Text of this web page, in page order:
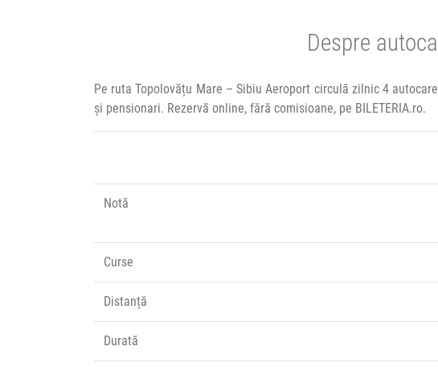
Despre
Pe ruta Topolovățu Mare – Sibiu Aeroport circulă zilnic 4
și pensionari. Rezervă online, fără comisioane, pe BILETERIA.ro.
Notă
Curse
Distanță
Durată